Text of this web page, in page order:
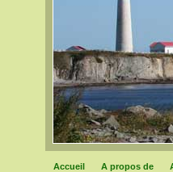
Accueil A propos de